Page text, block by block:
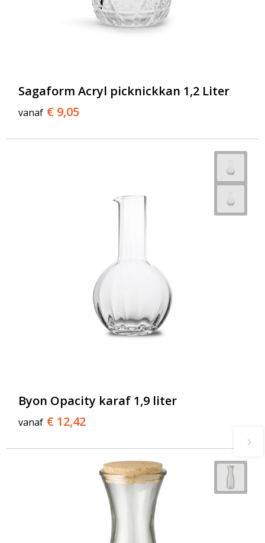
Sagaform Acryl picknickkan 1,2 Liter
vanaf € 9,05
Byon Opacity karaf 1,9 liter
vanaf € 12,42